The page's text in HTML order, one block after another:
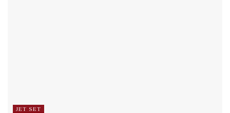
JET SET